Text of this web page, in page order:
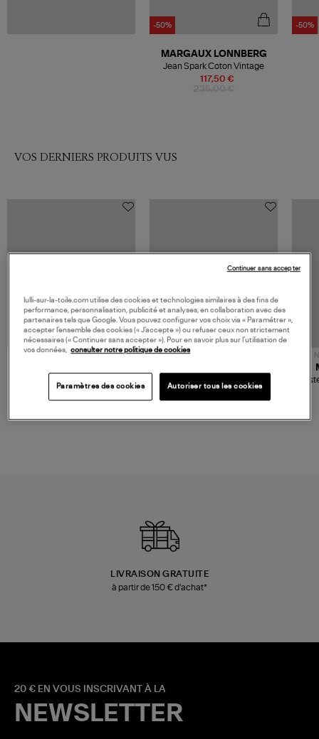
-50%
117,50 €
MARGAUX LONNBERG
Jean Spark Coton Vintage
-50%
VOS DERNIERS PRODUITS VUS
Champagne
NOUVELLE COLLECTION
Mousse
LIVRAISON GRATUITE
à partir de 150 € d'achat*
20 € EN VOUS INSCRIVANT À LA
NEWSLETTER
lulli-sur-la-toile.com utilise des cookies et technologies similaires à des fins de
performance, personnalisation, publicité et analyses, en collaboration avec des
partenaires tels que Google. Vous pouvez configurer vos choix via « Paramétrer »,
accepter l’ensemble des cookies (« J’accepte ») ou refuser ceux non strictement
nécessaires (« Continuer sans accepter »). Pour en savoir plus sur l’utilisation de
vos données,
consulter notre politique de cookies
Paramètres des cookies Autoriser tous les cookies
Continuer sans accepter